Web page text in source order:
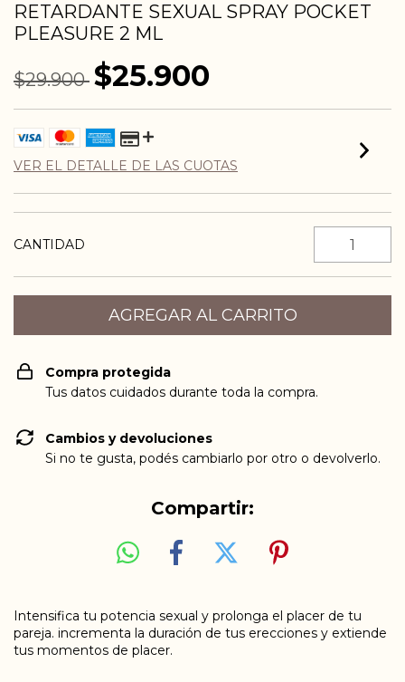
RETARDANTE SEXUAL SPRAY POCKET
PLEASURE 2 ML
$29.900 $25.900
VER EL DETALLE DE LAS CUOTAS
CANTIDAD
Compra protegida
Tus datos cuidados durante toda la compra.
Cambios y devoluciones
Si no te gusta, podés cambiarlo por otro o devolverlo.
Compartir:
Intensifica tu potencia sexual y prolonga el placer de tu
pareja. incrementa la duración de tus erecciones y extiende
tus momentos de placer.